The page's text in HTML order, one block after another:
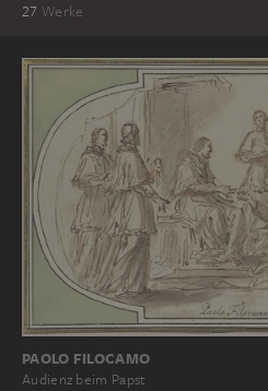
27 Werke
PAOLO FILOCAMO
Audienz beim Papst